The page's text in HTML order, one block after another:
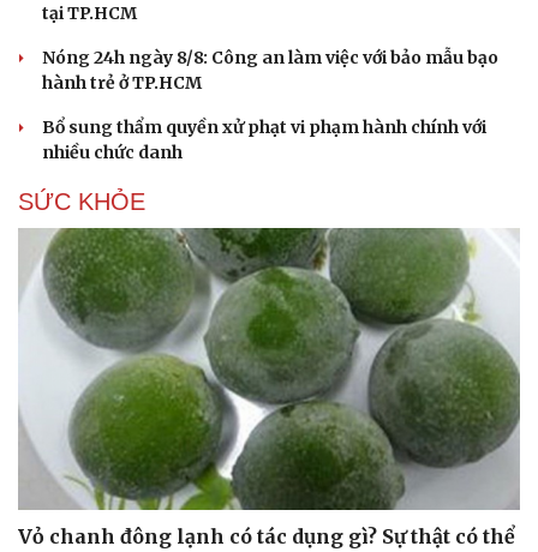
tại TP.HCM
Nóng 24h ngày 8/8: Công an làm việc với bảo mẫu bạo
hành trẻ ở TP.HCM
Bổ sung thẩm quyền xử phạt vi phạm hành chính với
nhiều chức danh
SỨC KHỎE
Vỏ chanh đông lạnh có tác dụng gì? Sự thật có thể